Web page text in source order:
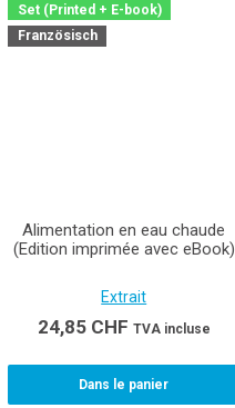
Set (Printed + E-book)
Französisch
Alimentation en eau chaude
(Edition imprimée avec eBook)
Extrait
24,85 CHF TVA incluse
Dans le panier